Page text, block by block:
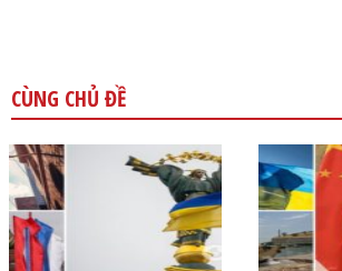
CÙNG CHỦ ĐỀ